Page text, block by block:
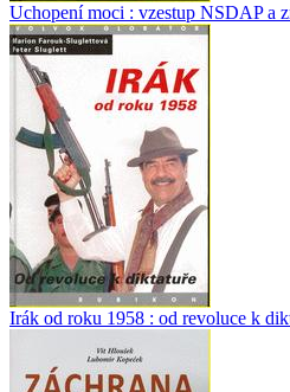
Uchopení moci : vzestup NSDAP a
Irák od roku 1958 : od revoluce k